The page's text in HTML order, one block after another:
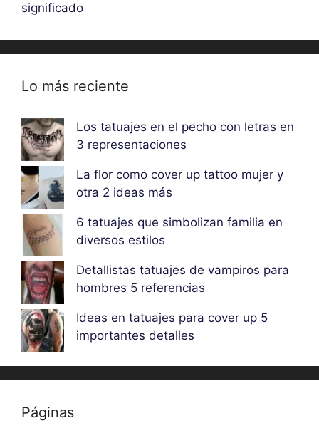
significado
Lo más reciente
Los tatuajes en el pecho con letras en
3 representaciones
La flor como cover up tattoo mujer y
otra 2 ideas más
6 tatuajes que simbolizan familia en
diversos estilos
Detallistas tatuajes de vampiros para
hombres 5 referencias
Ideas en tatuajes para cover up 5
importantes detalles
Páginas